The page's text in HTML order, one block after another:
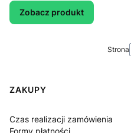
Zobacz produkt
Strona
Linki w stopce
ZAKUPY
Czas realizacji zamówienia
Formy płatności